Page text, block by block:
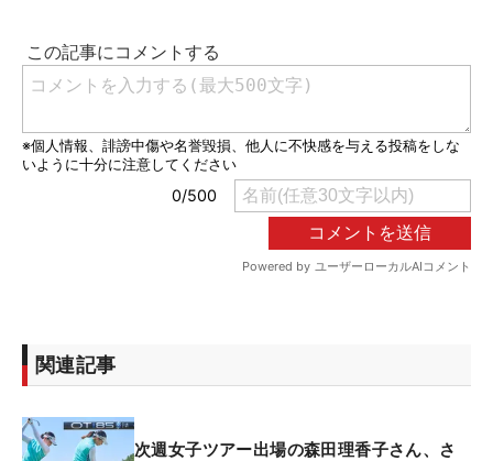
関連記事
次週女子ツアー出場の森田理香子さん、さ